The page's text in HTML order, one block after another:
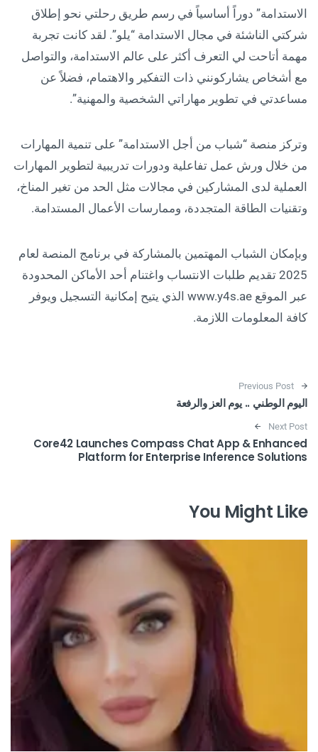
الاستدامة” دوراً أساسياً في رسم طريق رحلتي نحو إطلاق
شركتي الناشئة في مجال الاستدامة “يلو”. لقد كانت تجربة
مهمة أتاحت لي التعرف أكثر على عالم الاستدامة، والتواصل
مع أشخاص يشاركونني ذات التفكير والاهتمام، فضلاً عن
مساعدتي في تطوير مهاراتي الشخصية والمهنية”.
وتركز منصة “شباب من أجل الاستدامة” على تنمية المهارات
من خلال ورش عمل تفاعلية ودورات تدريبية لتطوير المهارات
العملية لدى المشاركين في مجالات مثل الحد من تغير المناخ،
وتقنيات الطاقة المتجددة، وممارسات الأعمال المستدامة.
وبإمكان الشباب المهتمين بالمشاركة في برنامج المنصة لعام
2025 تقديم طلبات الانتساب واغتنام أحد الأماكن المحدودة
عبر الموقع www.y4s.ae الذي يتيح إمكانية التسجيل ويوفر
كافة المعلومات اللازمة.
Post navigation
Previous Post
اليوم الوطني .. يوم العز والرفعة
Next Post
Core42 Launches Compass Chat App & Enhanced
Platform for Enterprise Inference Solutions
You Might Like